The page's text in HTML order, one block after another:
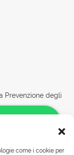
come i cookie per
Prevenzione degli